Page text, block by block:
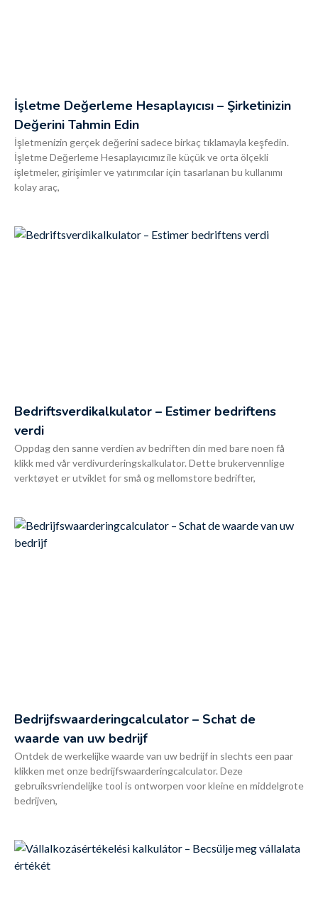
İşletme Değerleme Hesaplayıcısı – Şirketinizin
Değerini Tahmin Edin
İşletmenizin gerçek değerini sadece birkaç tıklamayla keşfedin.
İşletme Değerleme Hesaplayıcımız ile küçük ve orta ölçekli
işletmeler, girişimler ve yatırımcılar için tasarlanan bu kullanımı
kolay araç,
Bedriftsverdikalkulator – Estimer bedriftens
verdi
Oppdag den sanne verdien av bedriften din med bare noen få
klikk med vår verdivurderingskalkulator. Dette brukervennlige
verktøyet er utviklet for små og mellomstore bedrifter,
Bedrijfswaarderingcalculator – Schat de
waarde van uw bedrijf
Ontdek de werkelijke waarde van uw bedrijf in slechts een paar
klikken met onze bedrijfswaarderingcalculator. Deze
gebruiksvriendelijke tool is ontworpen voor kleine en middelgrote
bedrijven,